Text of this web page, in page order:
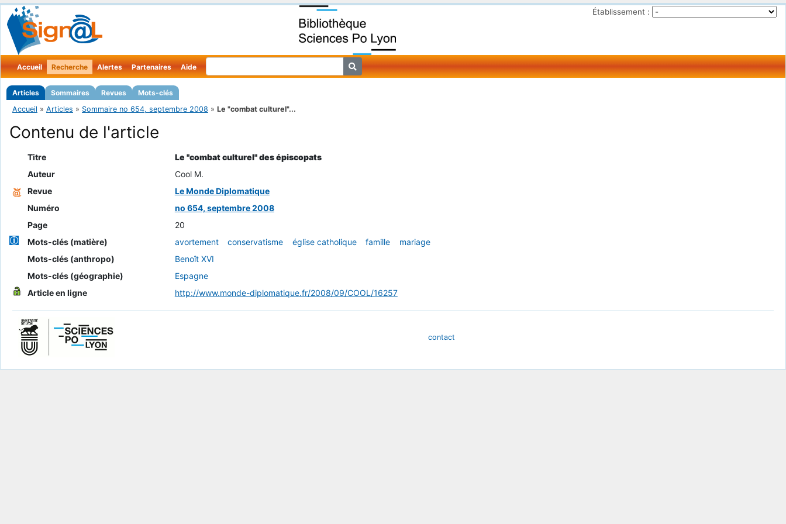
Établissement :
Accueil Recherche
Articles Sommaires Revues Mots-clés
Alertes Partenaires Aide
Accueil » Articles » Sommaire no 654, septembre 2008 » Le "combat culturel"...
Contenu de l'article
Titre
Le "combat culturel" des épiscopats
Auteur
Cool M.
Revue
Le Monde Diplomatique
Numéro
no 654, septembre 2008
Page
20
Mots-clés (matière)
avortement conservatisme église catholique famille
mariage
Mots-clés (anthropo)
Benoît XVI
Mots-clés (géographie)
Espagne
Article en ligne
http://www.monde-diplomatique.fr/2008/09/COOL/16257
contact